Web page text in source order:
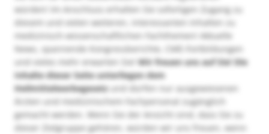
würden! Im Anschluss erhalten Sie sofortigen Zugang zu
diesem und vielen weiteren, interessanten Inhalten zu
medizinisch-wissenschaftlichen Fachthemen! Aktuelle
News, spannende Kongressberichte, CME-Fortbildungen
und vieles mehr erwarten Sie!Wir freuen uns auf Sie! Die
Inhalte dieser Seite unterliegen dem
Heilmittelwerbegesetzund dürfen nur ausgewiesenen
Ärzten und medizinischem Fachpersonal zugänglich
gemacht werden. Wenn Sie der Ansicht sind, dass Sie zu
dieser Zielgruppe gehören, würden wir uns freuen, wenn